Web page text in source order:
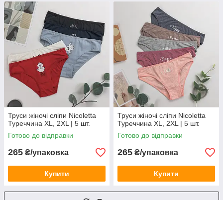
Труси жіночі сліпи Nicoletta
Туреччина XL, 2XL | 5 шт.
Готово до відправки
265 ₴/упаковка
Купити
Труси жіночі сліпи Nicoletta
Туреччина XL, 2XL | 5 шт.
Готово до відправки
265 ₴/упаковка
Купити